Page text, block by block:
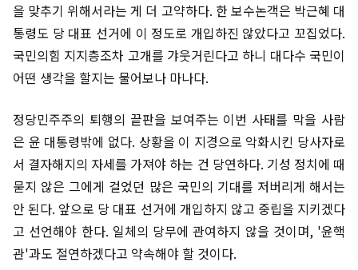
을 맞추기 위해서라는 게 더 고약하다. 한 보수논객은 박근혜 대
통령도 당 대표 선거에 이 정도로 개입하진 않았다고 꼬집었다.
국민의힘 지지층조차 고개를 갸웃거린다고 하니 대다수 국민이
어떤 생각을 할지는 물어보나 마나다.
정당민주주의 퇴행의 끝판을 보여주는 이번 사태를 막을 사람
은 윤 대통령밖에 없다. 상황을 이 지경으로 악화시킨 당사자로
서 결자해지의 자세를 가져야 하는 건 당연하다. 기성 정치에 때
묻지 않은 그에게 걸었던 많은 국민의 기대를 저버리게 해서는
안 된다. 앞으로 당 대표 선거에 개입하지 않고 중립을 지키겠다
고 선언해야 한다. 일체의 당무에 관여하지 않을 것이며, '윤핵
관'과도 절연하겠다고 약속해야 할 것이다.